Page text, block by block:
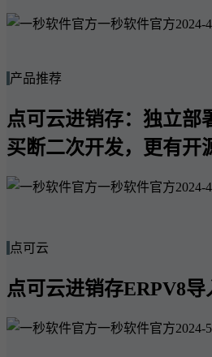
一秒软件官方2024-
产品推荐
点可云进销存：独立部
买断二次开发，更有开
一秒软件官方2024-
点可云
点可云进销存ERPV8导
一秒软件官方2024-